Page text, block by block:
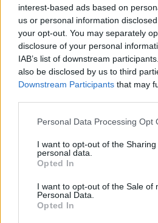
interest-based ads based on
us or personal information
your opt-out. You may separately
disclosure of your personal
IAB’s list of downstream
also be disclosed by us to third
Downstream Participants that may
Personal Data Processing Opt
I want to opt-out of the
personal data.
Opted In
I want to opt-out of the Sale of
Personal Data.
Opted In
Park Mirakulum, Milovice
Areál Sedlec, Kutná Hora
Chrám sv. Barbory, Kutná Hora
Škoda Muzeum, Mladá Boleslav
Zámek Loučeň
Aquapark Příbram
Aquapark Beroun
Státní hrad Karlštejn